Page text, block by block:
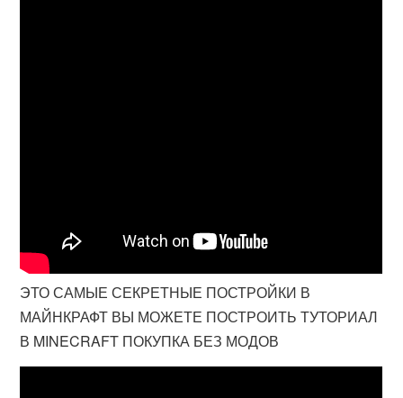
ЭТО САМЫЕ СЕКРЕТНЫЕ ПОСТРОЙКИ В
МАЙНКРАФТ ВЫ МОЖЕТЕ ПОСТРОИТЬ ТУТОРИАЛ
В MINECRAFT ПОКУПКА БЕЗ МОДОВ